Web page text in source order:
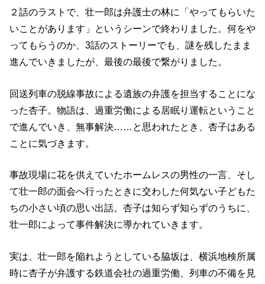
２話のラストで、壮一郎は弁護士の林に「やってもらいた
いことがあります」というシーンで終わりました。何をや
ってもらうのか、3話のストーリーでも、謎を残したまま
進んでいきましたが、最後の最後で繋がりました。
回送列車の脱線事故による遺族の弁護を担当することにな
った杏子。物語は、過重労働による居眠り運転ということ
で進んでいき、無事解決……と思われたとき、杏子はある
ことに気づきます。
事故現場に花を供えていたホームレスの男性の一言、そし
て壮一郎の面会へ行ったときに交わした何気ない子どもた
ちの小さい頃の思い出話。杏子は知らず知らずのうちに、
壮一郎によって事件解決に導かれていきます。
実は、壮一郎を陥れようとしている脇坂は、横浜地検所属
時に杏子が弁護する鉄道会社の過重労働、列車の不備を見